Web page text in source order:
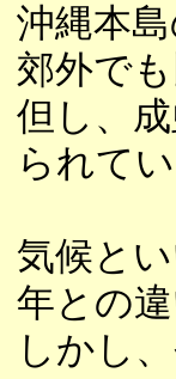
沖縄本
郊外で
但し、
られてい
気候と
年との
しかし